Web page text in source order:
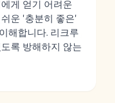
게 얻기 어려운
운 '충분히 좋은'
해합니다. 리크루
록 방해하지 않는